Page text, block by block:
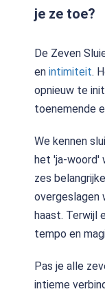
je ze toe?
De Zeven
en intimiteit.
opnieuw te
toenemende
We kennen
het 'ja-woord'
zes
overgeslagen
haast. Terwijl
tempo en
Pas je alle
intieme